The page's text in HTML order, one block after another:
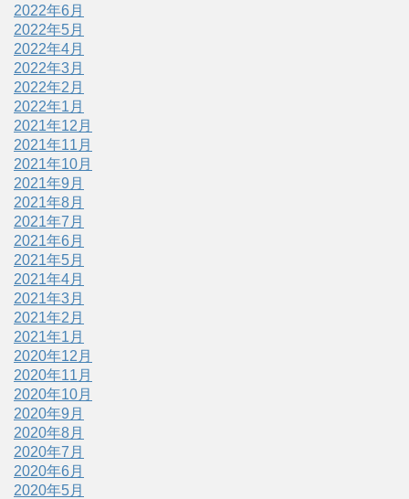
2022年6月
2022年5月
2022年4月
2022年3月
2022年2月
2022年1月
2021年12月
2021年11月
2021年10月
2021年9月
2021年8月
2021年7月
2021年6月
2021年5月
2021年4月
2021年3月
2021年2月
2021年1月
2020年12月
2020年11月
2020年10月
2020年9月
2020年8月
2020年7月
2020年6月
2020年5月